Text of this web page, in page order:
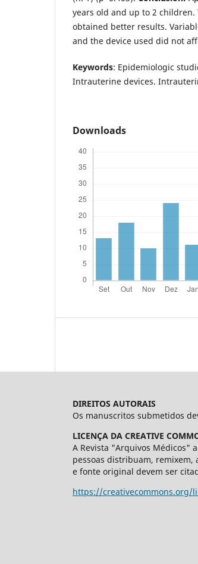
years old and up to 2
obtained better results.
and the device used did not
Keywords: Epidemiologic
Intrauterine devices.
Downloads
DIREITOS AUTORAIS
Os manuscritos submetidos
LICENÇA DA CREATIVE
A Revista "Arquivos Médicos"
pessoas distribuam, remixem,
e fonte original devem ser
https://creativecommons.org/